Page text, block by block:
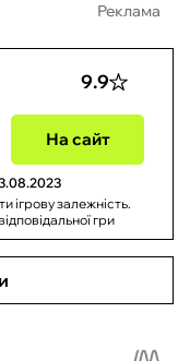
Реклама
9.9
На сайт
ігрову залежність.
гри